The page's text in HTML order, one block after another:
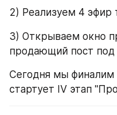
2) Реализуем 4 эфир
3) Открываем окно
продающий пост под
Сегодня мы финалим
стартует IV этап